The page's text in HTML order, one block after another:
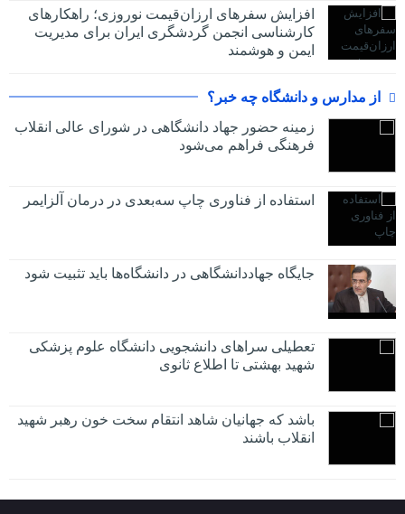
افزایش سفرهای ارزان‌قیمت نوروزی؛ راهکارهای
کارشناسی انجمن گردشگری ایران برای مدیریت
ایمن و هوشمند
از مدارس و دانشگاه چه خبر؟
زمینه حضور جهاد دانشگاهی در شورای عالی انقلاب
فرهنگی فراهم می‌شود
استفاده از فناوری چاپ سه‌بعدی در درمان آلزایمر
جایگاه جهاددانشگاهی در دانشگاه‌ها باید تثبیت شود
تعطیلی سراهای دانشجویی دانشگاه علوم پزشکی
شهید بهشتی تا اطلاع ثانوی
باشد که جهانیان شاهد انتقام سخت خون رهبر شهید
انقلاب باشند